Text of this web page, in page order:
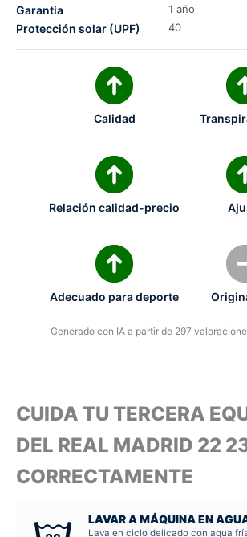
Garantía 1 año
Protección solar (UPF) 40
Calidad
Relación calidad-precio
Adecuado para deporte
Generado con IA a partir de 297
CUIDA TU TERCERA
DEL REAL MADRID 22
CORRECTAMENTE
LAVAR A MÁQUINA EN
Lava en ciclo delicado con agua